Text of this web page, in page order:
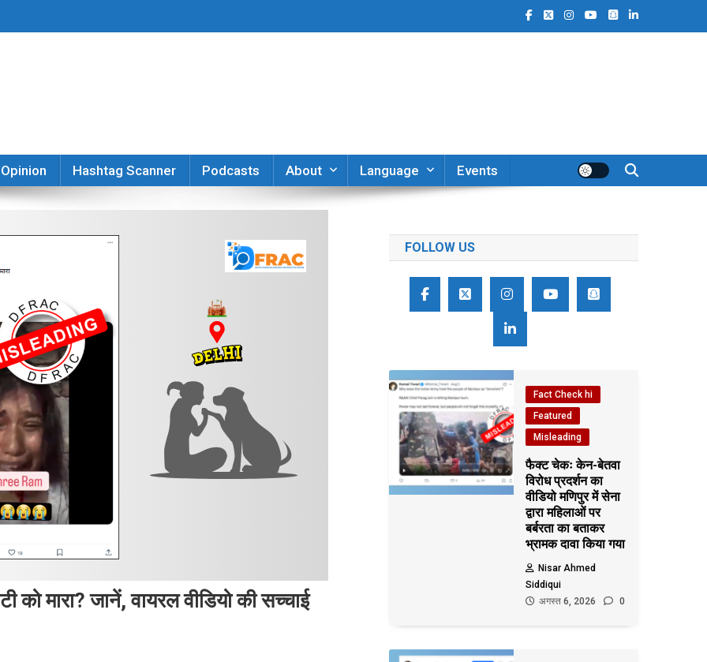
Opinion
Hashtag Scanner Podcasts About Language Events
को मारा? जानें, वायरल वीडियो की सच्चाई
FOLLOW US
Fact Check hi
Featured
Misleading
फैक्ट चेकः केन-बेतवा
विरोध प्रदर्शन का
वीडियो मणिपुर में सेना
द्वारा महिलाओं पर
बर्बरता का बताकर
भ्रामक दावा किया गया
Nisar Ahmed
Siddiqui
अगस्त 6, 2026
0